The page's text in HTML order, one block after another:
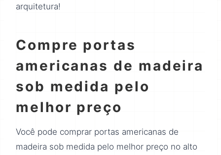
arquitetura!
Compre portas
americanas de madeira
sob medida pelo
melhor preço
Você pode comprar portas americanas de
madeira sob medida pelo melhor preço no alto